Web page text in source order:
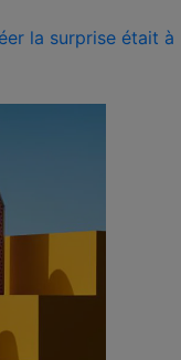
la surprise était à